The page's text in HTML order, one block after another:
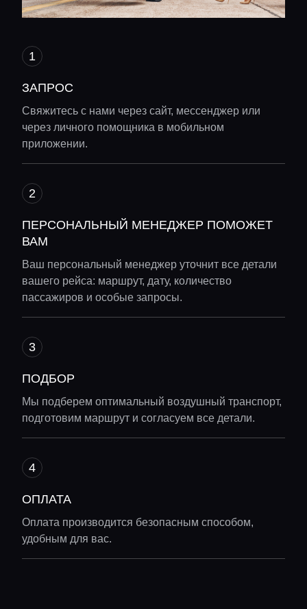
ЗАПРОС
Свяжитесь с нами через сайт, мессенджер или
через личного помощника в мобильном
приложении.
ПЕРСОНАЛЬНЫЙ МЕНЕДЖЕР ПОМОЖЕТ
ВАМ
Ваш персональный менеджер уточнит все детали
вашего рейса: маршрут, дату, количество
пассажиров и особые запросы.
ПОДБОР
Мы подберем оптимальный воздушный транспорт,
подготовим маршрут и согласуем все детали.
ОПЛАТА
Оплата производится безопасным способом,
удобным для вас.